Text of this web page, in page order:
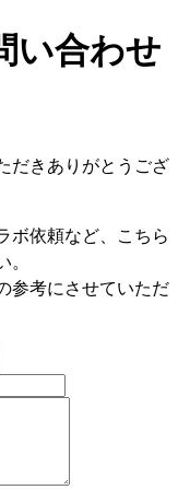
い合わせ
だきありがとうござ
ボ依頼など、こちら
参考にさせていただ